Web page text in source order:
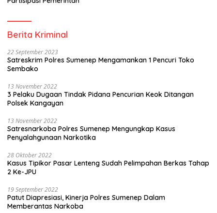
Berita Kriminal
22 September 2023
Satreskrim Polres Sumenep Mengamankan 1 Pencuri Toko
Sembako
13 November 2022
3 Pelaku Dugaan Tindak Pidana Pencurian Keok Ditangan
Polsek Kangayan
13 November 2022
Satresnarkoba Polres Sumenep Mengungkap Kasus
Penyalahgunaan Narkotika
28 Oktober 2022
Kasus Tipikor Pasar Lenteng Sudah Pelimpahan Berkas Tahap
2 Ke-JPU
19 September 2022
Patut Diapresiasi, Kinerja Polres Sumenep Dalam
Memberantas Narkoba